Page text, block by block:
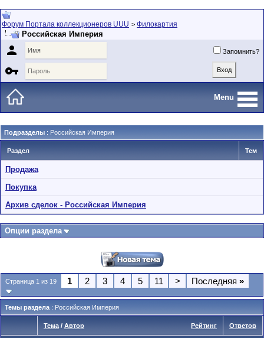
Форум Портала коллекционеров UUU > Филокартия
Российская Империя
 Запомнить?

Menu
Подразделы : Российская Империя
Раздел Тем
Продажа
Покупка
Архив сделок - Российская Империя
Опции раздела
Страница 1 из 19 1 2 3 4 5 11 > Последняя »
Темы раздела : Российская Империя
Рейтинг
Тема / Автор Ответов